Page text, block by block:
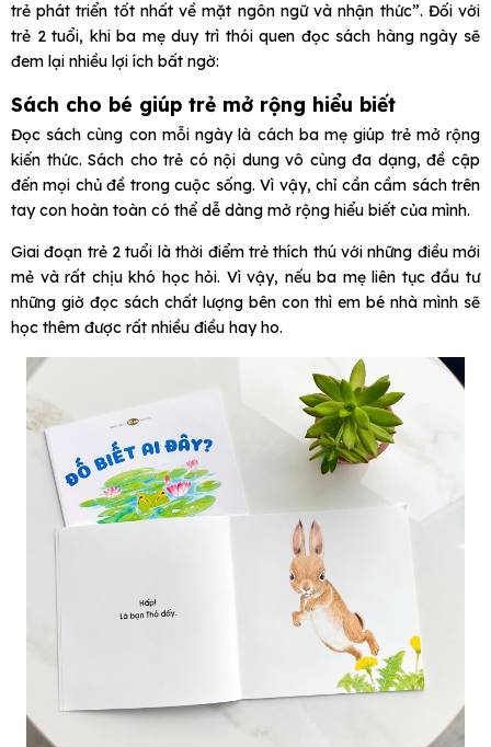
trẻ phát triển tốt nhất về mặt ngôn ngữ và nhận thức”. Đối với
trẻ 2 tuổi, khi ba mẹ duy trì thói quen đọc sách hàng ngày sẽ
đem lại nhiều lợi ích bất ngờ:
Sách cho bé giúp trẻ mở rộng hiểu biết
Đọc sách cùng con mỗi ngày là cách ba mẹ giúp trẻ mở rộng
kiến thức. Sách cho trẻ có nội dung vô cùng đa dạng, đề cập
đến mọi chủ đề trong cuộc sống. Vì vậy, chỉ cần cầm sách trên
tay con hoàn toàn có thể dễ dàng mở rộng hiểu biết của mình.
Giai đoạn trẻ 2 tuổi là thời điểm trẻ thích thú với những điều mới
mẻ và rất chịu khó học hỏi. Vì vậy, nếu ba mẹ liên tục đầu tư
những giờ đọc sách chất lượng bên con thì em bé nhà mình sẽ
học thêm được rất nhiều điều hay ho.